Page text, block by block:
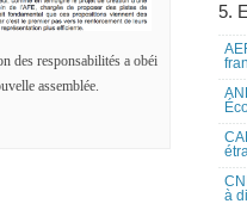
des responsabilités a obéi
assemblée.
5.
à